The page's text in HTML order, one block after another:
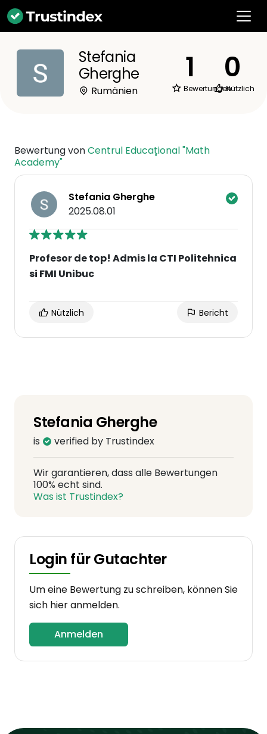
Stefania
Gherghe
Rumänien
1
Bewertungen
0
Nützlich
Bewertung vonCentrul Educațional "Math
Academy"
Stefania Gherghe
2025.08.01
Profesor de top! Admis la CTI Politehnica
si FMI Unibuc
Nützlich Bericht
Stefania Gherghe
is verified by Trustindex
Wir garantieren, dass alle Bewertungen
100% echt sind.
Was ist Trustindex?
Login für Gutachter
Um eine Bewertung zu schreiben, können Sie
sich hier anmelden.
Anmelden